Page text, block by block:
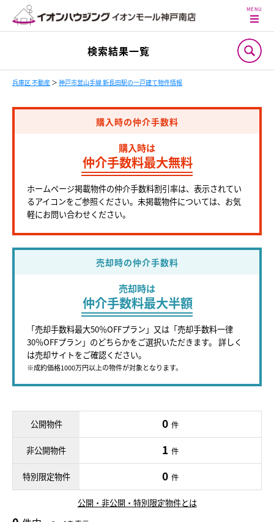
検索結果一覧
兵庫区 不動産 ＞ 神戸市営山手線 新長田駅の一戸建て物件情報
購入時の仲介手数料
購入時は
仲介手数料最大無料
ホームページ掲載物件の仲介手数料割引率は、表示されてい
るアイコンをご参照ください。未掲載物件については、お気
軽にお問い合わせください。
売却時の仲介手数料
売却時は
仲介手数料最大半額
「売却手数料最大50％OFFプラン」又は「売却手数料一律
30％OFFプラン」のどちらかをご選択いただきます。 詳しく
は売却サイトをご確認ください。
※成約価格1000万円以上の物件が対象となります。
公開物件 0 件
非公開物件 1 件
特別限定物件 0 件
公開・非公開・特別限定物件とは